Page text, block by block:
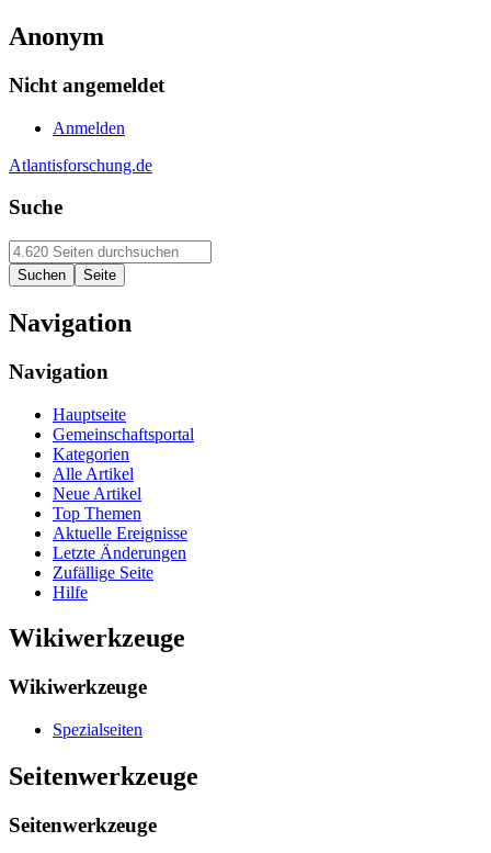
Anonym
Nicht angemeldet
Anmelden
Atlantisforschung.de
Suche
Navigation
Navigation
Hauptseite
Gemeinschaftsportal
Kategorien
Alle Artikel
Neue Artikel
Top Themen
Aktuelle Ereignisse
Letzte Änderungen
Zufällige Seite
Hilfe
Wikiwerkzeuge
Wikiwerkzeuge
Spezialseiten
Seitenwerkzeuge
Seitenwerkzeuge